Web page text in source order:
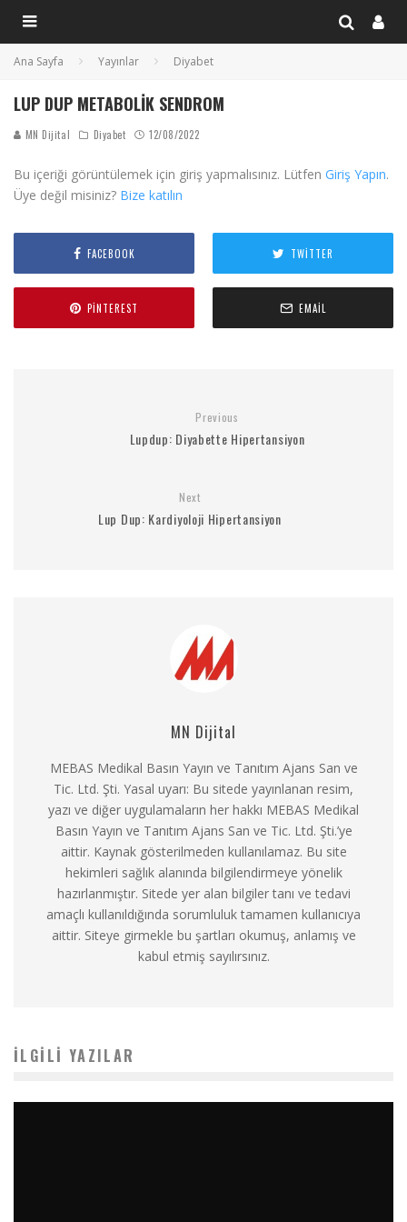
Ana Sayfa Yayınlar Diyabet
LUP DUP METABOLIK SENDROM
MN Dijital Diyabet 12/08/2022
Bu içeriği görüntülemek için giriş yapmalısınız. Lütfen Giriş Yapın.
Üye değil misiniz? Bize katılın
FACEBOOK TWITTER
PINTEREST EMAIL
Previous
Lupdup: Diyabette Hipertansiyon
Next
Lup Dup: Kardiyoloji Hipertansiyon
MN Dijital
MEBAS Medikal Basın Yayın ve Tanıtım Ajans San ve
Tic. Ltd. Şti. Yasal uyarı: Bu sitede yayınlanan resim,
yazı ve diğer uygulamaların her hakkı MEBAS Medikal
Basın Yayın ve Tanıtım Ajans San ve Tic. Ltd. Şti.’ye
aittir. Kaynak gösterilmeden kullanılamaz. Bu site
hekimleri sağlık alanında bilgilendirmeye yönelik
hazırlanmıştır. Sitede yer alan bilgiler tanı ve tedavi
amaçlı kullanıldığında sorumluluk tamamen kullanıcıya
aittir. Siteye girmekle bu şartları okumuş, anlamış ve
kabul etmiş sayılırsınız.
İLGILI YAZILAR